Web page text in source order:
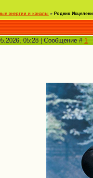
энергии и каналы » Родник
05:28 | Сообщение # 1